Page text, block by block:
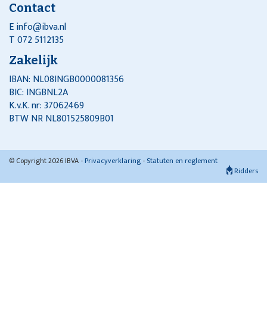
Contact
Einfo@ibva.nl
T 072 5112135
Zakelijk
IBAN: NL08INGB0000081356
BIC: INGBNL2A
K.v.K. nr: 37062469
BTW NR NL801525809B01
© Copyright 2026 IBVA -Privacyverklaring - Statuten en reglement
Ridders